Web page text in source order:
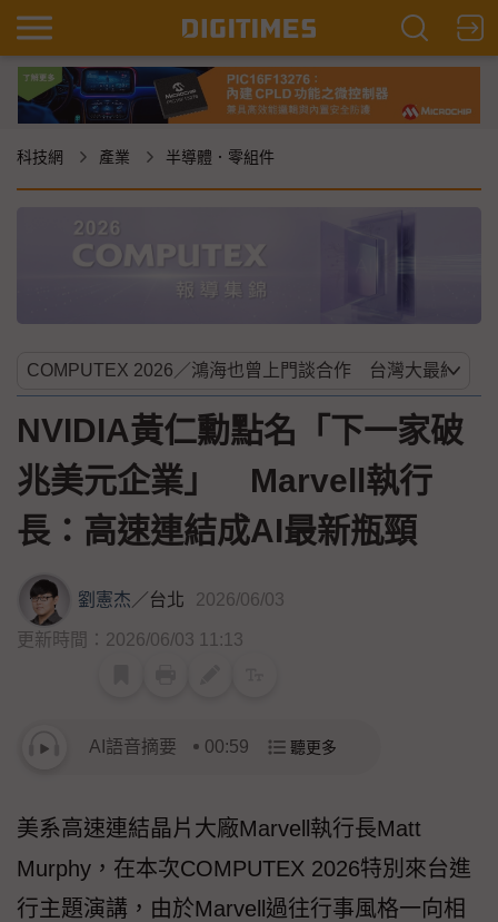
科技網 產業 半導體．零組件
NVIDIA黃仁勳點名「下一家破
兆美元企業」 Marvell執行
長：高速連結成AI最新瓶頸
劉憲杰 ／台北 2026/06/03
更新時間：2026/06/03 11:13
AI語音摘要 00:59 聽更多
美系高速連結晶片大廠Marvell執行長Matt
Murphy，在本次COMPUTEX 2026特別來台進
行主題演講，由於Marvell過往行事風格一向相